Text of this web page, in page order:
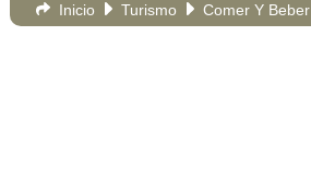
Inicio Turismo Comer Y Beber